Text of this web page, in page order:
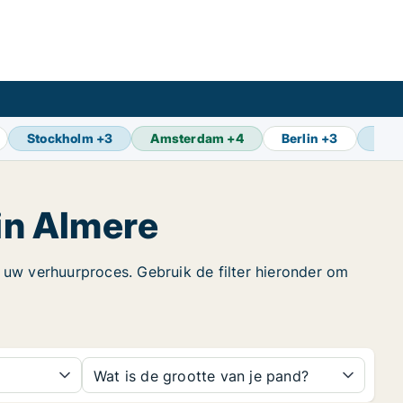
Stockholm +3 Amsterdam +4 Berlin +3
Almere
verhuurproces. Gebruik de filter hieronder om
Wat is de grootte van je pand?